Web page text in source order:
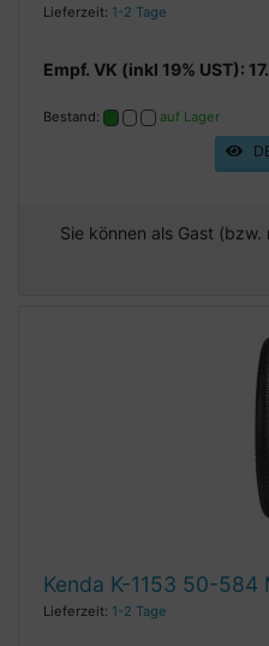
Lieferzeit: 1-2 Tage
Empf. VK (inkl 19% UST):
Bestand: auf Lager
Sie können als Gast
Kenda K-1153 50-584
Lieferzeit: 1-2 Tage